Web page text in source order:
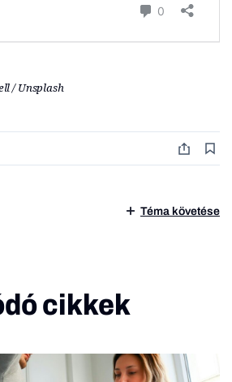
/ Unsplash
Téma követése
cikkek